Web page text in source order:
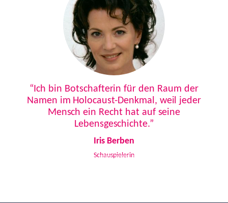
“Ich bin Botschafterin für den Raum der
Namen im Holocaust-Denkmal, weil jeder
Mensch ein Recht hat auf seine
Lebensgeschichte.”
Iris Berben
Schauspielerin